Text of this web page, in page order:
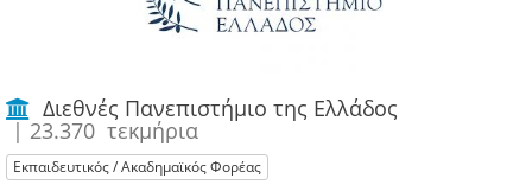
Διεθνές Πανεπιστήμιο της Ελλάδος
| 23.370 τεκμήρια
Εκπαιδευτικός / Ακαδημαϊκός Φορέας